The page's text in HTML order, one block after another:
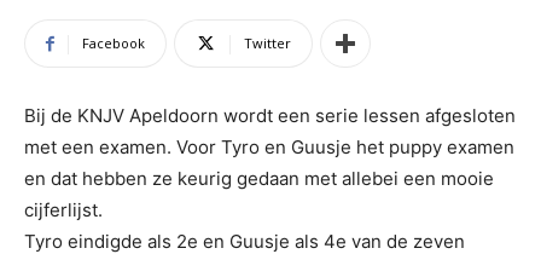
Facebook Twitter
Bij de KNJV Apeldoorn wordt een serie lessen afgesloten
met een examen. Voor Tyro en Guusje het puppy examen
en dat hebben ze keurig gedaan met allebei een mooie
cijferlijst.
Tyro eindigde als 2e en Guusje als 4e van de zeven